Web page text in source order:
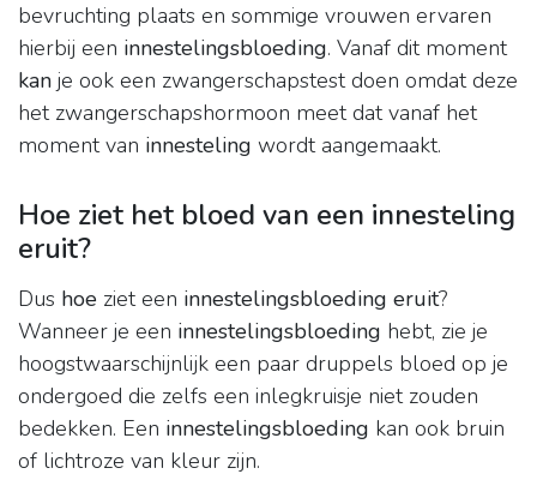
bevruchting plaats en sommige vrouwen ervaren
hierbij een innestelingsbloeding. Vanaf dit moment
kan je ook een zwangerschapstest doen omdat deze
het zwangerschapshormoon meet dat vanaf het
moment van innesteling wordt aangemaakt.
Hoe ziet het bloed van een innesteling
eruit?
Dus hoe ziet een innestelingsbloeding eruit?
Wanneer je een innestelingsbloeding hebt, zie je
hoogstwaarschijnlijk een paar druppels bloed op je
ondergoed die zelfs een inlegkruisje niet zouden
bedekken. Een innestelingsbloeding kan ook bruin
of lichtroze van kleur zijn.